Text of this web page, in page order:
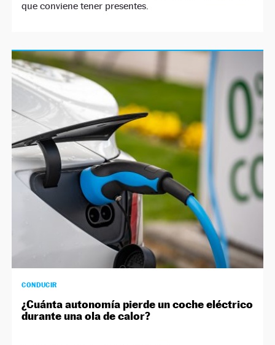
que conviene tener presentes.
CONDUCIR
¿Cuánta autonomía pierde un coche eléctrico
durante una ola de calor?